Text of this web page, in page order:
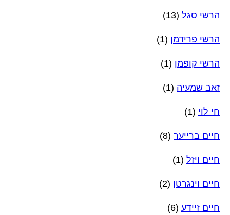
הרשי סגל (13)
הרשי פרידמן (1)
הרשי קופמן (1)
זאב שמעיה (1)
חי לוי (1)
חיים ברייער (8)
חיים ויזל (1)
חיים וינגרטן (2)
חיים זיידע (6)